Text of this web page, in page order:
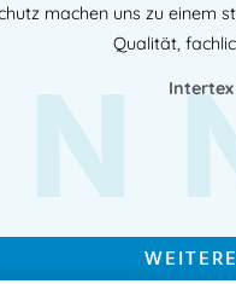
machen uns zu
Qualität,